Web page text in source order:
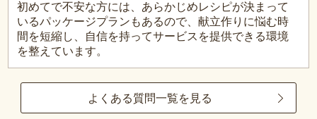
初めてで不安な方には、あらかじめレシピが決まって
いるパッケージプランもあるので、献立作りに悩む時
間を短縮し、自信を持ってサービスを提供できる環境
を整えています。
よくある質問一覧を見る